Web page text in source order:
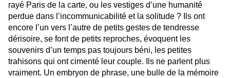
rayé Paris de la carte, ou les vestiges d’une humanité
perdue dans l’incommunicabilité et la solitude ? Ils ont
encore l’un vers l’autre de petits gestes de tendresse
dérisoire, se font de petits reproches, évoquent les
souvenirs d’un temps pas toujours béni, les petites
trahisons qui ont cimenté leur couple. Ils ne parlent plus
vraiment. Un embryon de phrase, une bulle de la mémoire